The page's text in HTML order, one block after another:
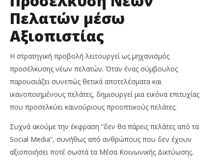
Πελατών μέσω
Αξιοπιστίας
Η στρατηγική προβολή λειτουργεί ως μηχανισμός
προσέλκυσης νέων πελατών. Όταν ένας σύμβουλος
παρουσιάζει συνεπώς θετικά αποτελέσματα και
ικανοποιημένους πελάτες, δημιουργεί μια εικόνα επιτυχίας
που προσελκύει καινούριους προοπτικούς πελάτες.
Συχνά ακούμε την έκφραση “δεν θα πάρεις πελάτες από τα
Social Media”, συνήθως από ανθρώπους που δεν έχουν
αξιοποιήσει ποτέ σωστά τα Μέσα Κοινωνικής Δικτύωσης.